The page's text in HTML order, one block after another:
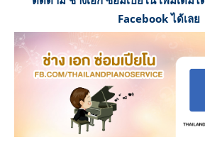
Facebook ได้เลย